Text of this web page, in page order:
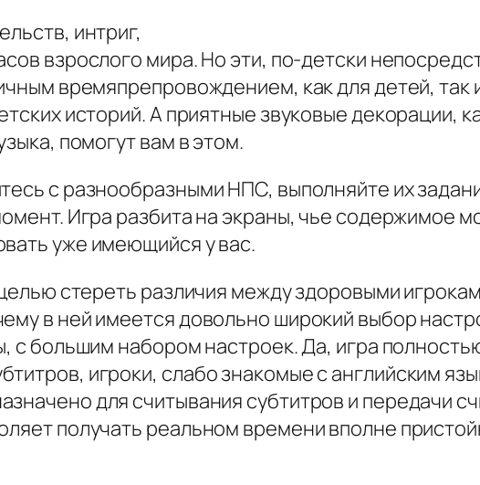
интриг,
взрослого мира. Но эти, по-детски
времяпрепровождением, как для детей, так
историй. А приятные звуковые декорации,
помогут вам в этом.
с разнообразными НПС, выполняйте их
Игра разбита на экраны, чье содержимое
уже имеющийся у вас.
стереть различия между здоровыми
в ней имеется довольно широкий выбор
с большим набором настроек. Да, игра
игроки, слабо знакомые с английским
для считывания субтитров и передачи
получать реальном времени вполне